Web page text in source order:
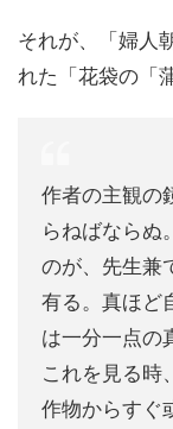
それが、「婦人
れた「花袋の「
作者の主観の
らねばならぬ
のが、先生兼
有る。真ほど
は一分一点の
これを見る時
作物からすぐ